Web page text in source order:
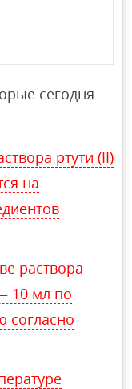
сегодня
ртути (II)
на
раствора
10 мл по
согласно